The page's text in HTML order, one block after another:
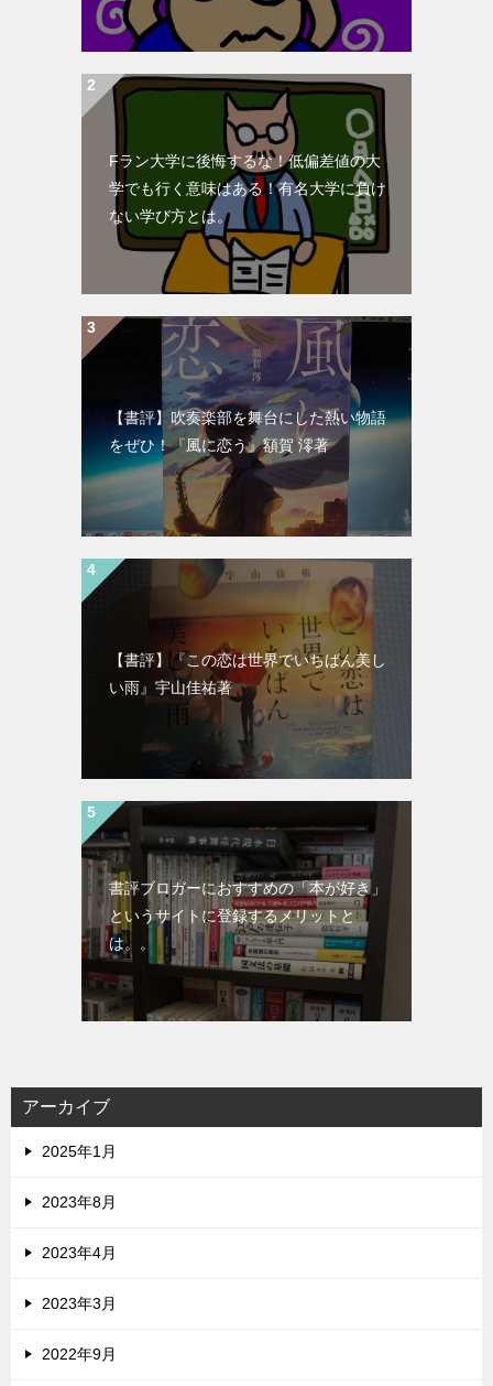
Fラン大学に後悔するな！低偏差値の大
学でも行く意味はある！有名大学に負け
ない学び方とは。
【書評】吹奏楽部を舞台にした熱い物語
をぜひ！『風に恋う』額賀 澪著
【書評】『この恋は世界でいちばん美し
い雨』宇山佳祐著
書評ブロガーにおすすめの「本が好き」
というサイトに登録するメリットと
は。。
アーカイブ
2025年1月
2023年8月
2023年4月
2023年3月
2022年9月